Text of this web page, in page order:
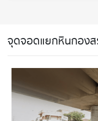
จุดจอดแยกหินกองส